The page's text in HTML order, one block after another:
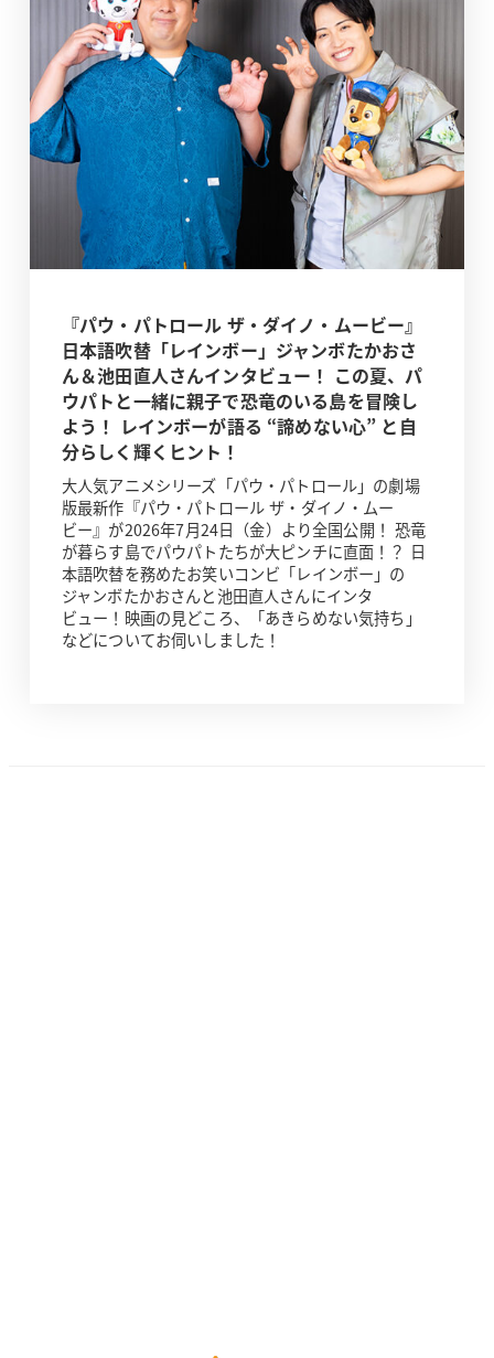
『パウ・パトロール ザ・ダイノ・ムービー』
日本語吹替「レインボー」ジャンボたかおさ
ん＆池田直人さんインタビュー！ この夏、パ
ウパトと一緒に親子で恐竜のいる島を冒険し
よう！ レインボーが語る “諦めない心” と自
分らしく輝くヒント！
大人気アニメシリーズ「パウ・パトロール」の劇場
版最新作『パウ・パトロール ザ・ダイノ・ムー
ビー』が2026年7月24日（金）より全国公開！ 恐竜
が暮らす島でパウパトたちが大ピンチに直面！？ 日
本語吹替を務めたお笑いコンビ「レインボー」の
ジャンボたかおさんと池田直人さんにインタ
ビュー！映画の見どころ、「あきらめない気持ち」
などについてお伺いしました！